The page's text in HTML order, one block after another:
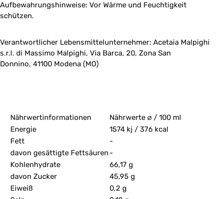
Aufbewahrungshinweise: Vor Wärme und Feuchtigkeit
schützen.
Verantwortlicher Lebensmittelunternehmer: Acetaia Malpighi
s.r.l. di Massimo Malpighi, Via Barca, 20, Zona San
Donnino, 41100 Modena (MO)
Nährwertinformationen
Nährwerte ⌀ / 100 ml
Energie
1574 kj / 376 kcal
Fett
-
davon gesättigte Fettsäuren -
Kohlenhydrate
66,17 g
davon Zucker
45,95 g
Eiweiß
0,2 g